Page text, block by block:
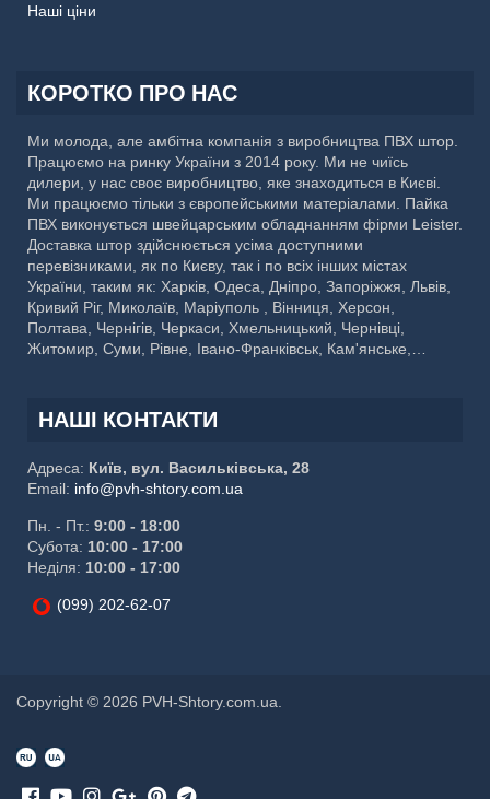
Наші ціни
КОРОТКО ПРО НАС
Ми молода, але амбітна компанія з виробництва ПВХ штор.
Працюємо на ринку України з 2014 року. Ми не чиїсь
дилери, у нас своє виробництво, яке знаходиться в Києві.
Ми працюємо тільки з європейськими матеріалами. Пайка
ПВХ виконується швейцарським обладнанням фірми Leister.
Доставка штор здійснюється усіма доступними
перевізниками, як по Києву, так і по всіх інших містах
України, таким як: Харків, Одеса, Дніпро, Запоріжжя, Львів,
Кривий Ріг, Миколаїв, Маріуполь , Вінниця, Херсон,
Полтава, Чернігів, Черкаси, Хмельницький, Чернівці,
Житомир, Суми, Рівне, Івано-Франківськ, Кам'янське,
Бердянськ, Бровари, Павлоград, Сєвєродонецьк
НАШІ КОНТАКТИ
Адреса: Київ, вул. Васильківська, 28
Email: info@pvh-shtory.com.ua
Пн. - Пт.: 9:00 - 18:00
Субота: 10:00 - 17:00
Неділя: 10:00 - 17:00
(099) 202-62-07
Copyright © 2026 PVH-Shtory.com.ua.